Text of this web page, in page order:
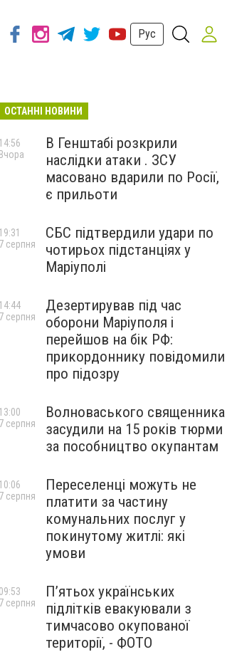
Рус
ОСТАННІ НОВИНИ
В Генштабі розкрили
наслідки атаки . ЗСУ
масовано вдарили по Росії,
є прильоти
14:56
Вчора
СБС підтвердили удари по
чотирьох підстанціях у
Маріуполі
19:31
7 серпня
Дезертирував під час
оборони Маріуполя і
перейшов на бік РФ:
прикордоннику повідомили
про підозру
14:44
7 серпня
Волноваського священника
засудили на 15 років тюрми
за пособництво окупантам
13:00
7 серпня
Переселенці можуть не
платити за частину
комунальних послуг у
покинутому житлі: які
умови
10:06
7 серпня
П’ятьох українських
підлітків евакуювали з
тимчасово окупованої
території, - ФОТО
09:53
7 серпня